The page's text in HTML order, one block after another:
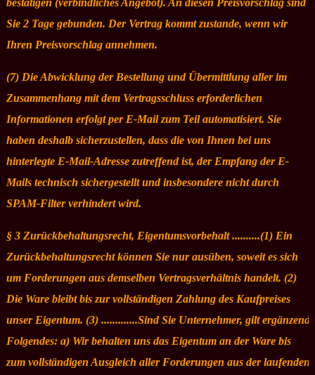
bestätigen (verbindliches Angebot). An diesen Preisvorschlag sind
Sie 2 Tage gebunden. Der Vertrag kommt zustande, wenn wir
Ihren Preisvorschlag annehmen.
(7) Die Abwicklung der Bestellung und Übermittlung aller im
Zusammenhang mit dem Vertragsschluss erforderlichen
Informationen erfolgt per E-Mail zum Teil automatisiert. Sie
haben deshalb sicherzustellen, dass die von Ihnen bei uns
hinterlegte E-Mail-Adresse zutreffend ist, der Empfang der E-
Mails technisch sichergestellt und insbesondere nicht durch
SPAM-Filter verhindert wird.
§ 3 Zurückbehaltungsrecht, Eigentumsvorbehalt ..........(1) Ein
Zurückbehaltungsrecht können Sie nur ausüben, soweit es sich
um Forderungen aus demselben Vertragsverhältnis handelt. (2)
Die Ware bleibt bis zur vollständigen Zahlung des Kaufpreises
unser Eigentum. (3) .............Sind Sie Unternehmer, gilt ergänzend
Folgendes: a) Wir behalten uns das Eigentum an der Ware bis
zum vollständigen Ausgleich aller Forderungen aus der laufenden